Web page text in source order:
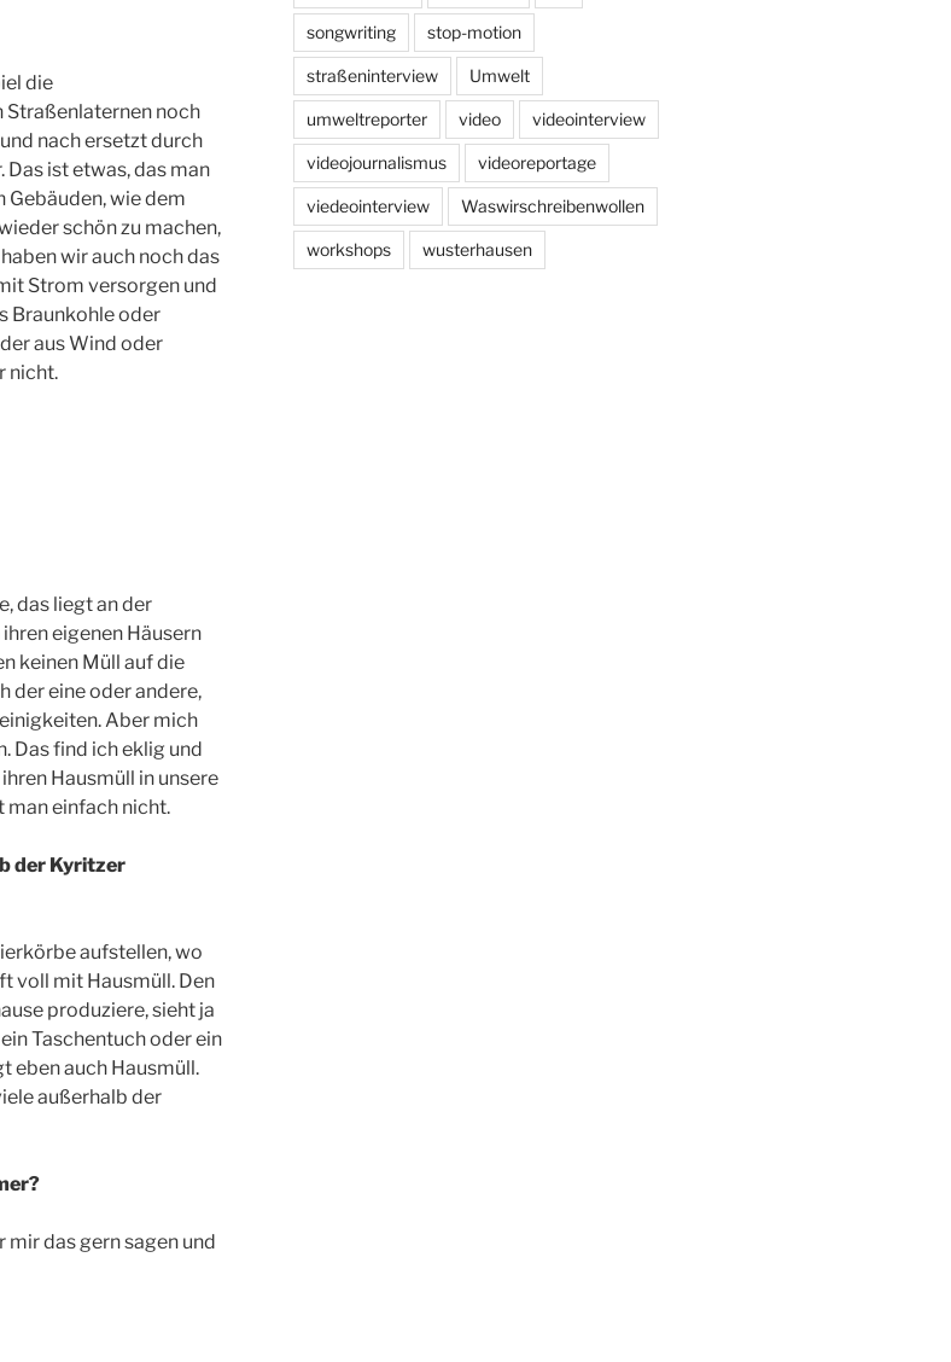
die
Straßenlaternen noch
nach ersetzt durch
ist etwas, das man
Gebäuden, wie dem
schön zu machen,
wir auch noch das
Strom versorgen und
Braunkohle oder
aus Wind oder
nicht.
das liegt an der
eigenen Häusern
keinen Müll auf die
der eine oder andere,
Aber mich
Das find ich eklig und
Hausmüll in unsere
man einfach nicht.
der Kyritzer
aufstellen, wo
voll mit Hausmüll. Den
produziere, sieht ja
Taschentuch oder ein
eben auch Hausmüll.
außerhalb der
mir das gern sagen und
songwriting stop-motion
straßeninterview Umwelt
umweltreporter video videointerview
videojournalismus videoreportage
viedeointerview Waswirschreibenwollen
workshops wusterhausen